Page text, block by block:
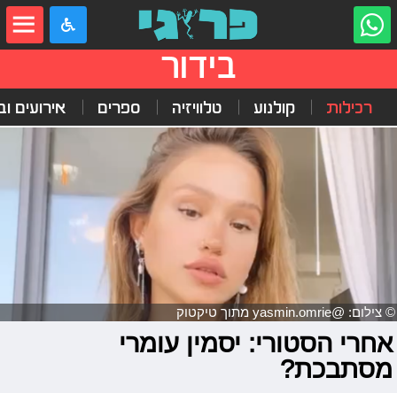
בידור
רכילות קולנוע טלוויזיה ספרים אירועים
© צילום: @yasmin.omrie מתוך טיקטוק
אחרי הסטורי: יסמין עומרי
מסתבכת?